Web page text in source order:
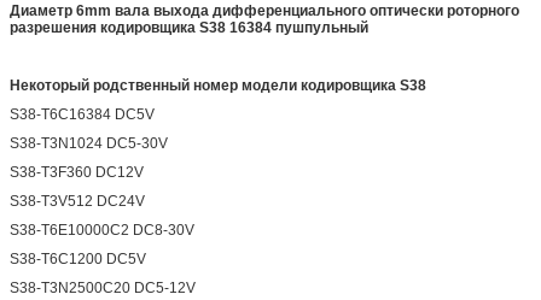
Диаметр 6mm вала выхода дифференциального оптически роторного
разрешения кодировщика S38 16384 пушпульный
Некоторый родственный номер модели кодировщика S38
S38-T6C16384 DC5V
S38-T3N1024 DC5-30V
S38-T3F360 DC12V
S38-T3V512 DC24V
S38-T6E10000C2 DC8-30V
S38-T6C1200 DC5V
S38-T3N2500C20 DC5-12V